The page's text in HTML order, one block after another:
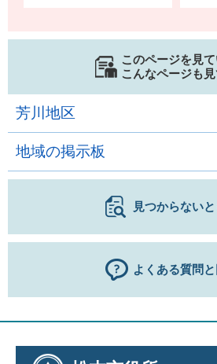
このページを見
こんなページも
芳川地区
地域の掲示板
見つからない
よくある質問